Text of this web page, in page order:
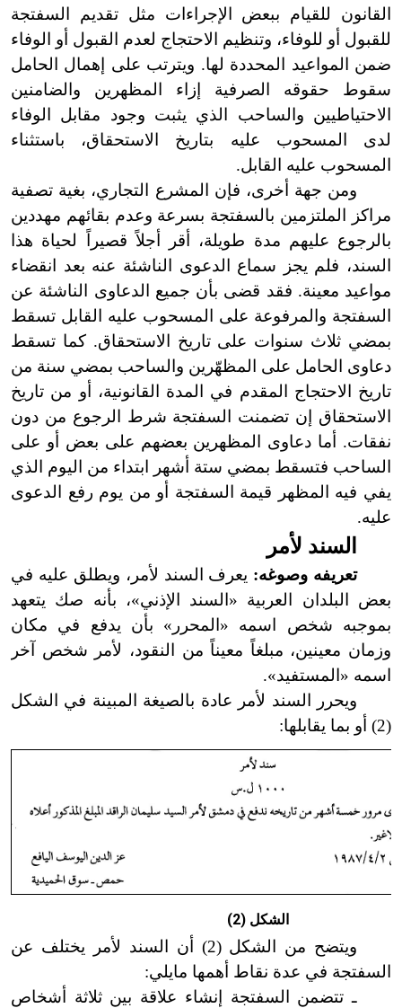
القانون للقيام ببعض الإجراءات مثل تقديم السفتجة
للقبول أو للوفاء، وتنظيم الاحتجاج لعدم القبول أو الوفاء
ضمن المواعيد المحددة لها. ويترتب على إهمال الحامل
سقوط حقوقه الصرفية إزاء المظهرين والضامنين
الاحتياطيين والساحب الذي يثبت وجود مقابل الوفاء
لدى المسحوب عليه بتاريخ الاستحقاق، باستثناء
المسحوب عليه القابل.
ومن جهة أخرى، فإن المشرع التجاري، بغية تصفية
مراكز الملتزمين بالسفتجة بسرعة وعدم بقائهم مهددين
بالرجوع عليهم مدة طويلة، أقر أجلاً قصيراً لحياة هذا
السند، فلم يجز سماع الدعوى الناشئة عنه بعد انقضاء
مواعيد معينة. فقد قضى بأن جميع الدعاوى الناشئة عن
السفتجة والمرفوعة على المسحوب عليه القابل تسقط
بمضي ثلاث سنوات على تاريخ الاستحقاق. كما تسقط
دعاوى الحامل على المظهّرين والساحب بمضي سنة من
تاريخ الاحتجاج المقدم في المدة القانونية، أو من تاريخ
الاستحقاق إن تضمنت السفتجة شرط الرجوع من دون
نفقات. أما دعاوى المظهرين بعضهم على بعض أو على
الساحب فتسقط بمضي ستة أشهر ابتداء من اليوم الذي
يفي فيه المظهر قيمة السفتجة أو من يوم رفع الدعوى
عليه.
السند لأمر
تعريفه وصوغه: يعرف السند لأمر، ويطلق عليه في
بعض البلدان العربية «السند الإذني»، بأنه صك يتعهد
بموجبه شخص اسمه «المحرر» بأن يدفع في مكان
وزمان معينين، مبلغاً معيناً من النقود، لأمر شخص آخر
اسمه «المستفيد».
ويحرر السند لأمر عادة بالصيغة المبينة في الشكل
(2) أو بما يقابلها:
الشكل (2)
ويتضح من الشكل (2) أن السند لأمر يختلف عن
السفتجة في عدة نقاط أهمها مايلي:
ـ تتضمن السفتجة إنشاء علاقة بين ثلاثة أشخاص